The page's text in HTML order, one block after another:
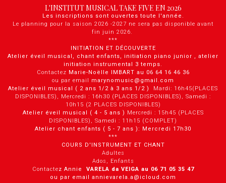
L'INSTITUT MUSICAL TAKE FIVE EN 2026
Les inscriptions sont ouvertes toute l'année.
Le planning pour la saison 2026 -2027 ne sera pas disponible avant
fin juin 2026.
***
INITIATION ET DÉCOUVERTE
Atelier éveil musical, chant enfants, initiation piano junior , atelier
initiation instrumental 3 temps.
Contactez Marie-Noëlle IMBART au 06 64 16 46 36
ou par email marynomusic@gmail.com
Atelier éveil musical ( 2 ans 1/2 à 3 ans 1/2 ) Mardi: 16h45(PLACES
DISPONIBLES), Mercredi : 16h30 (PLACES DISPONIBLES), Samedi :
10h15 (2 PLACES DISPONIBLES)
Atelier éveil musical ( 4 - 5 ans ) Mercredi : 15h45 (PLACES
DISPONIBLES), Samedi : 11h15 (COMPLET)
Atelier chant enfants ( 5 - 7 ans ): Mercredi 17h30
***
COURS D'INSTRUMENT ET CHANT
Adultes
Ados, Enfants
Contactez Annie VARELA da VEIGA au 0 6 71 05 35 47
ou par email annievarela.a@icloud.com
Panneau de gestion des cookies